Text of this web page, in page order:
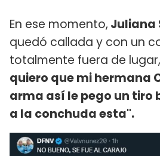
En ese momento, Juliana
quedó callada y con un
totalmente fuera de
quiero que mi hermana
arma así le pego un tiro
a la conchuda esta".